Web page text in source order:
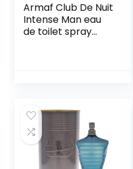
Armaf Club De Nuit
Intense Man eau
de toilet spray